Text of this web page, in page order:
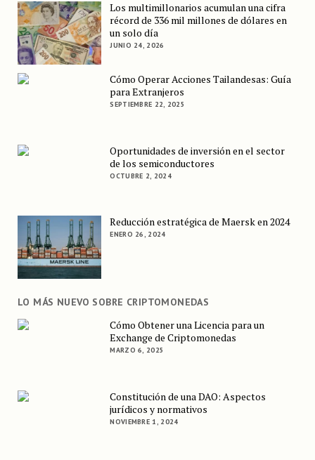
Los multimillonarios acumulan una cifra
récord de 336 mil millones de dólares en
un solo día
JUNIO 24, 2026
Cómo Operar Acciones Tailandesas: Guía
para Extranjeros
SEPTIEMBRE 22, 2025
Oportunidades de inversión en el sector
de los semiconductores
OCTUBRE 2, 2024
Reducción estratégica de Maersk en 2024
ENERO 26, 2024
LO MÁS NUEVO SOBRE CRIPTOMONEDAS
Cómo Obtener una Licencia para un
Exchange de Criptomonedas
MARZO 6, 2025
Constitución de una DAO: Aspectos
jurídicos y normativos
NOVIEMBRE 1, 2024